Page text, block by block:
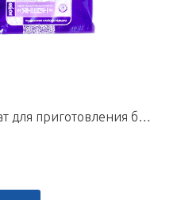
Концентрат для приготовления быстрорастворимого напитка «Комфорт кишечника», пакетик 10 г